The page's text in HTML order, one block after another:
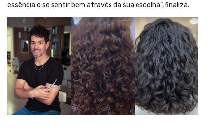
essência e se sentir bem através da sua escolha”, finaliza.